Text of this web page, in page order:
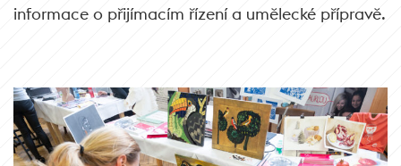
informace o přijímacím řízení a umělecké přípravě.